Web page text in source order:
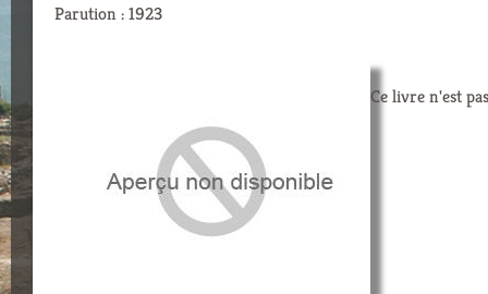
Parution : 1923
Ce livre n'est